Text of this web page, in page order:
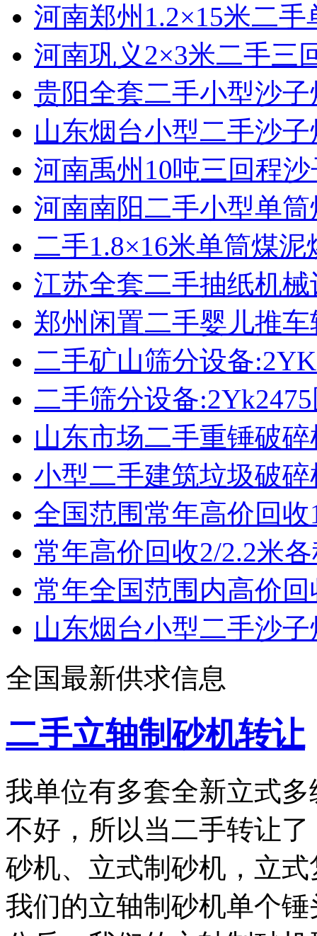
河南郑州1.2×15米二
河南巩义2×3米二手三
贵阳全套二手小型沙
山东烟台小型二手沙
河南禹州10吨三回程
河南南阳二手小型单
二手1.8×16米单筒煤
江苏全套二手抽纸机
郑州闲置二手婴儿推车
二手矿山筛分设备
二手筛分设备
山东市场二手重锤破
小型二手建筑垃圾破
全国范围常年高价回
常年高价回收2/2.2米
常年全国范围内高价
山东烟台小型二手沙
全国最新供求信息
二手立轴制砂机转让
我单位有多套全新立式
不好，所以当二手转让
砂机、立式制砂机，立
我们的立轴制砂机单个